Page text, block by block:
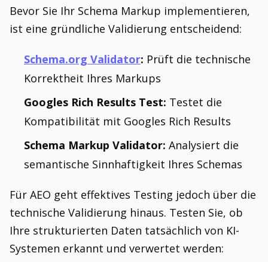
Bevor Sie Ihr Schema Markup implementieren,
ist eine gründliche Validierung entscheidend:
Schema.org Validator: Prüft die technische
Korrektheit Ihres Markups
Googles Rich Results Test: Testet die
Kompatibilität mit Googles Rich Results
Schema Markup Validator: Analysiert die
semantische Sinnhaftigkeit Ihres Schemas
Für AEO geht effektives Testing jedoch über die
technische Validierung hinaus. Testen Sie, ob
Ihre strukturierten Daten tatsächlich von KI-
Systemen erkannt und verwertet werden: